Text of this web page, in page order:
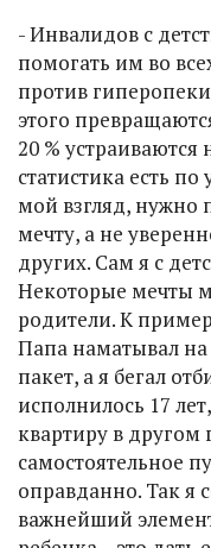
- Инвалидов с
помогать им во
против
этого
20 % устраиваются
статистика есть
мой взгляд, нужно
мечту, а не
других. Сам я с
Некоторые мечты
родители. К
Папа наматывал
пакет, а я бегал
исполнилось 17
квартиру в другом
самостоятельное
оправданно. Так я
важнейший